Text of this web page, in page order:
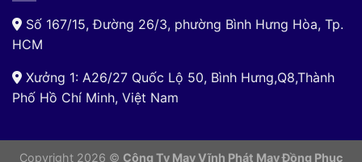
Số 167/15, Đường 26/3, phường Bình Hưng Hòa, Tp.
HCM
Xưởng 1: A26/27 Quốc Lộ 50, Bình Hưng,Q8,Thành
Phố Hồ Chí Minh, Việt Nam
Copyright 2026 © Công Ty May Vĩnh Phát May Đồng Phục